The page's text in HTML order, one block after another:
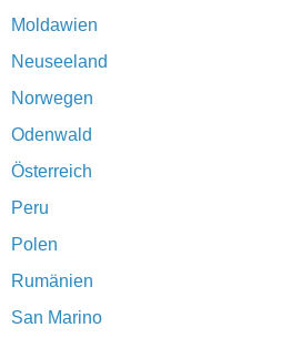
Moldawien
Neuseeland
Norwegen
Odenwald
Österreich
Peru
Polen
Rumänien
San Marino